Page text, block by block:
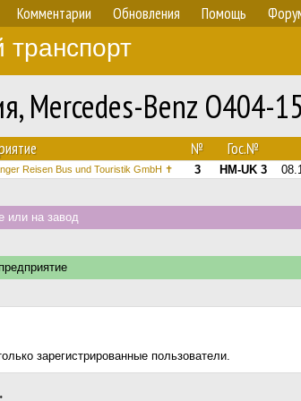
Комментарии Обновления Помощь
транспорт
Mercedes-Benz O404-
№ Гос.№
Reisen Bus und Touristik GmbH ✝ 3 HM-UK 3
или на завод
зарегистрированные пользователи.